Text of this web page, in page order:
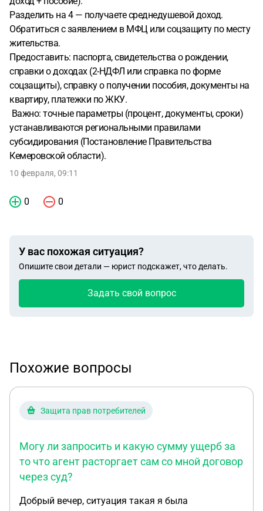
Разделить на 4 — получаете среднедушевой доход.
Обратиться с заявлением в МФЦ или соцзащиту по месту
жительства.
Предоставить: паспорта, свидетельства о рождении,
справки о доходах (2-НДФЛ или справка по форме
соцзащиты), справку о получении пособия, документы на
квартиру, платежки по ЖКУ.
Важно: точные параметры (процент, документы, сроки)
устанавливаются региональными правилами
субсидирования (Постановление Правительства
Кемеровской области).
10 февраля, 09:11
0 0
У вас похожая ситуация?
Опишите свои детали — юрист подскажет, что делать.
Задать свой вопрос
Похожие вопросы
Защита прав потребителей
Могу ли запросить и какую сумму ущерб за
то что агент расторгает сам со мной договор
через суд?
Добрый вечер, ситуация такая я была